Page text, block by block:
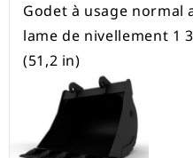
Godet à usage normal
lame de nivellement 1
(51,2 in)